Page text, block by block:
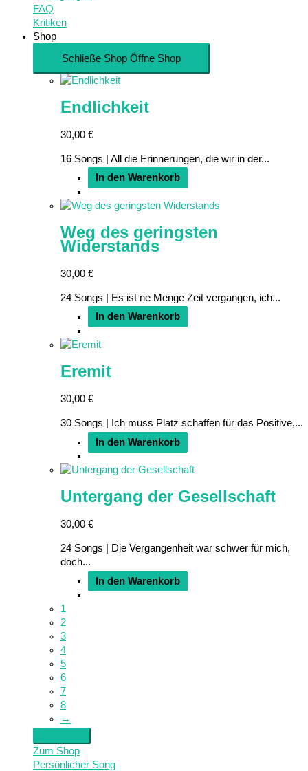
FAQ
Kritiken
Shop
Schließe Shop Öffne Shop
Endlichkeit
30,00 €
16 Songs | All die Erinnerungen, die wir in der...
In den Warenkorb
Weg des geringsten
Widerstands
30,00 €
24 Songs | Es ist ne Menge Zeit vergangen, ich...
In den Warenkorb
Eremit
30,00 €
30 Songs | Ich muss Platz schaffen für das Positive,...
In den Warenkorb
Untergang der Gesellschaft
30,00 €
24 Songs | Die Vergangenheit war schwer für mich,
doch...
In den Warenkorb
1
2
3
4
5
6
7
8
→
Zum Shop
Persönlicher Song